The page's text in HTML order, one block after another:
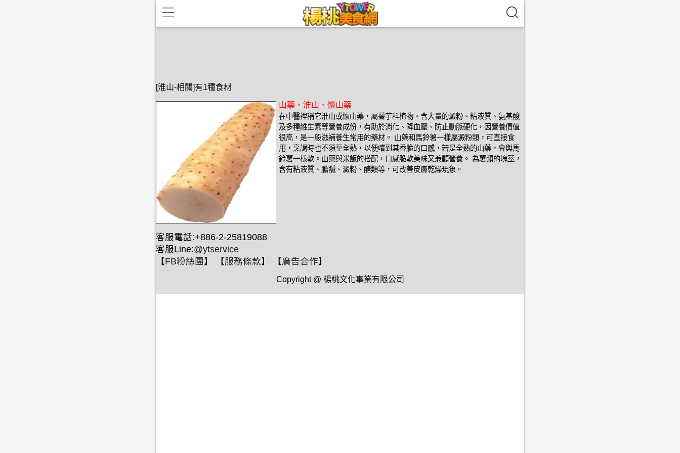
[淮山-相關]有1種食材
山藥、淮山、懷山藥
在中醫裡稱它淮山或懷山藥，屬薯芋科植物。含大量的澱粉、粘液質、氨基酸
及多種維生素等營養成份，有助於消化、降血壓、防止動脈硬化，因營養價值
很高，是一般滋補養生常用的藥材。 山藥和馬鈴薯一樣屬澱粉類，可直接食
用，烹調時也不須至全熟，以便嚐到其香脆的口感，若是全熟的山藥，會與馬
鈴薯一樣軟。山藥與米飯的搭配，口感脆軟美味又兼顧營養。 為薯類的塊莖，
含有粘液質、膽鹹、澱粉、醣類等，可改善皮膚乾燥現象。
客服電話:+886-2-25819088
客服Line:@ytservice
【FB粉絲團 】 【服務條款】 【廣告合作】
Copyright @ 楊桃文化事業有限公司